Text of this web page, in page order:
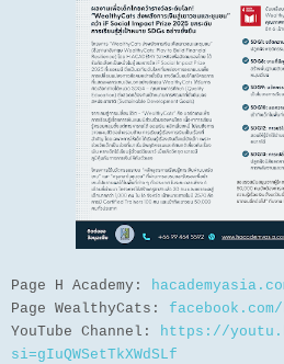
Page H Academy:
Page WealthyCats:
YouTube Channel:
https://
si=gIuQWSetTkXWdSLf